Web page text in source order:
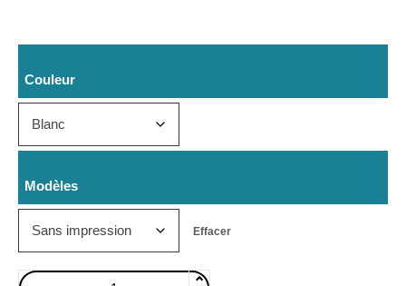
Couleur
Modèles
Effacer